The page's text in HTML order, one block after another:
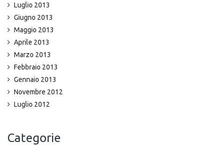
Luglio 2013
Giugno 2013
Maggio 2013
Aprile 2013
Marzo 2013
Febbraio 2013
Gennaio 2013
Novembre 2012
Luglio 2012
Categorie